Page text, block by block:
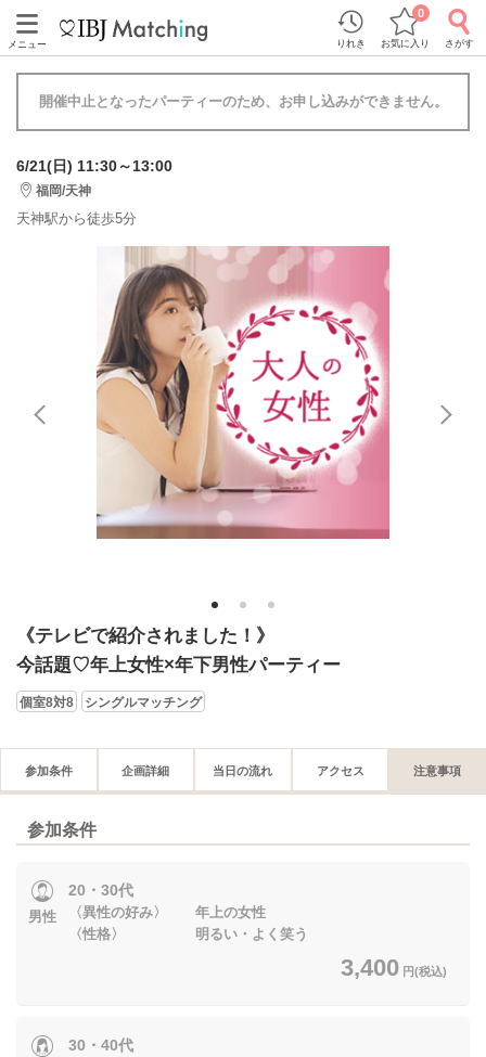
メニュー りれき お気に入り
0
さがす
開催中止となったパーティーのため、お申し込みができません。
6/21(日) 11:30～13:00
福岡/天神
天神駅から徒歩5分
1 2 3
《テレビで紹介されました！》
今話題♡年上女性×年下男性パーティー
個室8対8 シングルマッチング
参加条件 企画詳細 当日の流れ アクセス 注意事項
参加条件
男性
20・30代
〈異性の好み〉 年上の女性
〈性格〉 明るい・よく笑う
3,400 円(税込)
30・40代